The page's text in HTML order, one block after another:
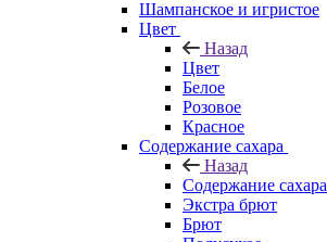
Шампанское и игристое
Цвет
Назад
Цвет
Белое
Розовое
Красное
Содержание сахара
Назад
Содержание сахара
Экстра брют
Брют